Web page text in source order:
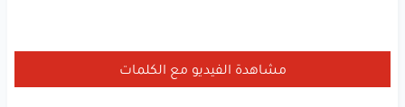
مشاهدة الفيديو مع الكلمات